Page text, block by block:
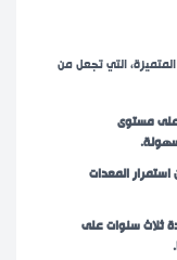
التي تجعل من
مستوى
المعدات
ثلاث سنوات على